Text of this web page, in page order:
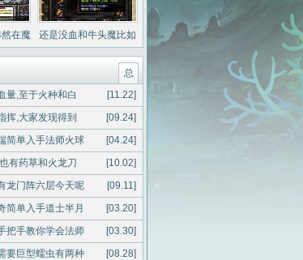
在魔 还是没血和牛头魔比如
牛如何
总
[11.22]
量,至于火种和白
[09.24]
挥,大家发现得到
[04.24]
简单入手法师火球
[10.02]
有药草和火龙刀
[09.11]
龙门阵六层今天呢
[03.20]
简单入手道士半月
[03.30]
把手教你学会法师
[08.28]
要巨型蠕虫有两种